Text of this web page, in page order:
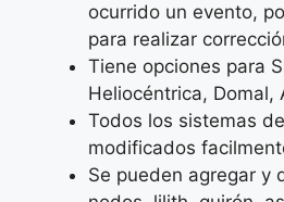
ocurrido un evento,
para realizar
Tiene opciones para
Heliocéntrica, Domal,
Todos los sistemas
modificados
Se pueden agregar y